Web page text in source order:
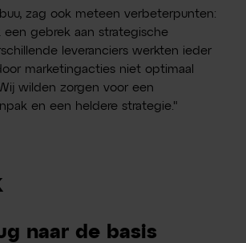
zag ook meteen verbeterpunten:
een gebrek aan strategische
leveranciers werkten ieder
marketingacties niet optimaal
wilden zorgen voor een
en een heldere strategie."
naar de basis